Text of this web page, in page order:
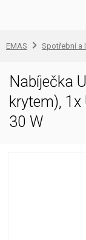
EMAS Spotřební a
Nabíječka
krytem), 1x
30 W